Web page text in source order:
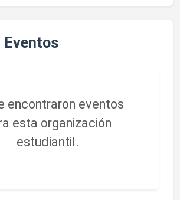
Eventos
encontraron eventos
esta organización
estudiantil.